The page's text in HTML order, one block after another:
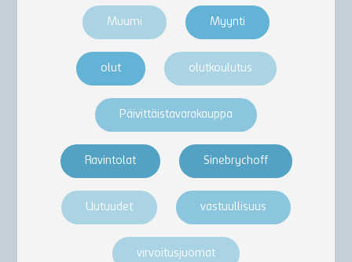
Muumi Myynti
olut olutkoulutus
Päivittäistavarakauppa
Ravintolat Sinebrychoff
Uutuudet vastuullisuus
virvoitusjuomat